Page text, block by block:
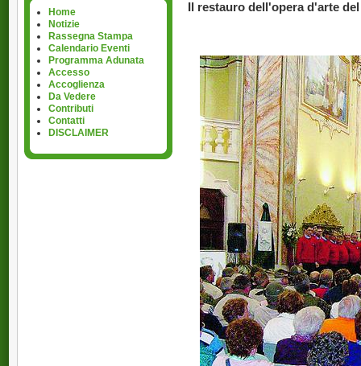
Home
Notizie
Rassegna Stampa
Calendario Eventi
Programma Adunata
Accesso
Accoglienza
Da Vedere
Contributi
Contatti
DISCLAIMER
Il restauro dell'opera d'arte